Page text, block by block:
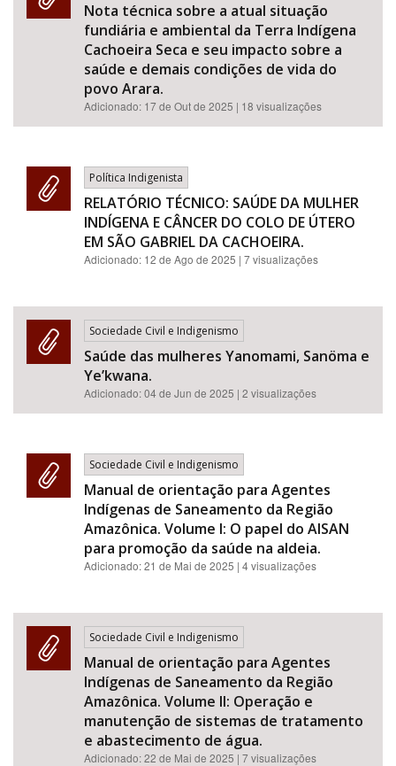
Nota técnica sobre a atual situação
fundiária e ambiental da Terra Indígena
Cachoeira Seca e seu impacto sobre a
saúde e demais condições de vida do
povo Arara.
Adicionado: 17 de Out de 2025 | 18 visualizações
Política Indigenista
RELATÓRIO TÉCNICO: SAÚDE DA MULHER
INDÍGENA E CÂNCER DO COLO DE ÚTERO
EM SÃO GABRIEL DA CACHOEIRA.
Adicionado: 12 de Ago de 2025 | 7 visualizações
Sociedade Civil e Indigenismo
Saúde das mulheres Yanomami, Sanöma e
Ye’kwana.
Adicionado:04 de Jun de 2025 | 2 visualizações
Sociedade Civil e Indigenismo
Manual de orientação para Agentes
Indígenas de Saneamento da Região
Amazônica. Volume I: O papel do AISAN
para promoção da saúde na aldeia.
Adicionado:21 de Mai de 2025 | 4 visualizações
Sociedade Civil e Indigenismo
Manual de orientação para Agentes
Indígenas de Saneamento da Região
Amazônica. Volume II: Operação e
manutenção de sistemas de tratamento
e abastecimento de água.
Adicionado:22 de Mai de 2025 | 7 visualizações